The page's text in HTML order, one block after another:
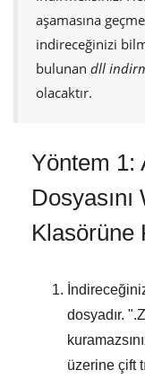
aşamasına
indireceğinizi
bulunan dll
olacaktır.
Yöntem 1:
Klasörüne
dosyadır. "
üzerine çift